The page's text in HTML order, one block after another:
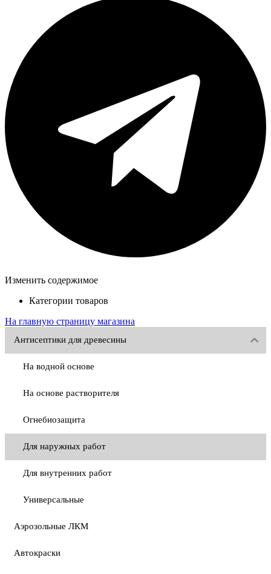
Изменить содержимое
Категории товаров
На главную страницу магазина
Антисептики для древесины
На водной основе
На основе растворителя
Огнебиозащита
Для наружных работ
Для внутренних работ
Универсальные
Аэрозольные ЛКМ
Автокраски